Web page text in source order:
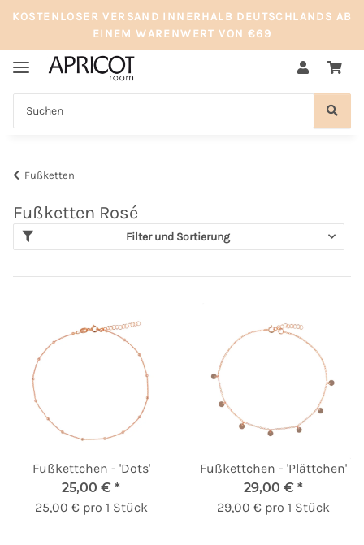
KOSTENLOSER VERSAND INNERHALB DEUTSCHLANDS AB
EINEM WARENWERT VON €69
Fußketten
Fußketten Rosé
Filter und Sortierung
Fußkettchen - 'Dots'
25,00 € *
25,00 € pro 1 Stück
Fußkettchen - 'Plättchen'
29,00 € *
29,00 € pro 1 Stück